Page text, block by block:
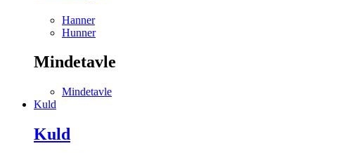
Hanner
Hunner
Mindetavle
Mindetavle
Kuld
Kuld